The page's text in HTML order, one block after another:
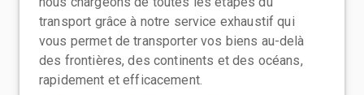
transport grâce à notre service exhaustif qui
vous permet de transporter vos biens au-delà
des frontières, des continents et des océans,
rapidement et efficacement.